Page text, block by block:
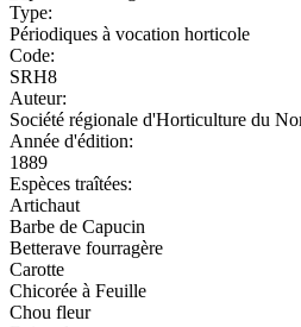
Type:
Périodiques à vocation horticole
Code:
SRH8
Auteur:
Société régionale d'Horticulture du
Année d'édition:
1889
Espèces traîtées:
Artichaut
Barbe de Capucin
Betterave fourragère
Carotte
Chicorée à Feuille
Chou fleur